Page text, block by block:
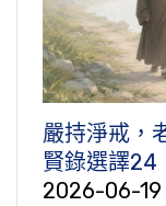
嚴持淨戒，
賢錄選譯24
2026-06-19